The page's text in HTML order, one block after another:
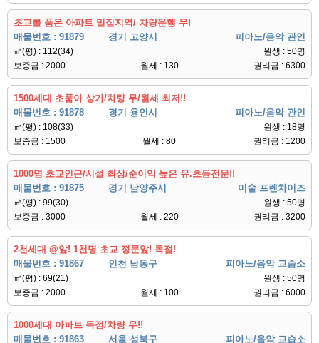
초교를 품은 아파트 밀집지역/ 차량운행 무!
매물번호 : 91879
경기 고양시 피아노/음악 관인
㎡(평) : 112(34)
원생 : 50명
보증금 : 2000
월세 : 130 권리금 : 6300
1500세대 초품아 상가/차량 무/월세 최저!!
매물번호 : 91878
경기 용인시 피아노/음악 관인
㎡(평) : 108(33)
원생 : 18명
보증금 : 1500
월세 : 80 권리금 : 1200
1000명 초교인근/시설 최상/순이익 높은 유.초등전문!!
매물번호 : 91875
경기 남양주시 미술 프렌차이즈
㎡(평) : 99(30)
원생 : 50명
보증금 : 3000
월세 : 220 권리금 : 3200
2천세대 @앞! 1천명 초교 정문앞! 독점!
매물번호 : 91867
인천 남동구 피아노/음악 교습소
㎡(평) : 69(21)
원생 : 50명
보증금 : 2000
월세 : 100 권리금 : 6000
1000세대 아파트 독점/차량 무!!
매물번호 : 91863
서울 성북구 피아노/음악 교습소